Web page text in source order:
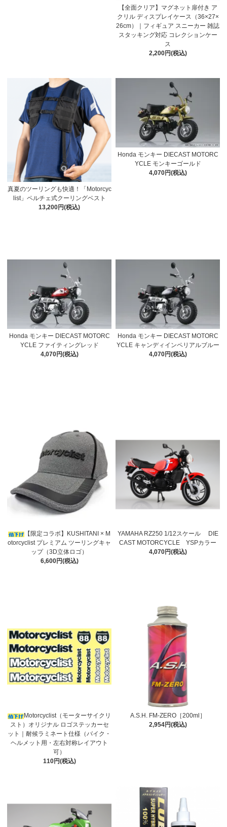
【全面クリア】マグネット扉付き ア
クリル ディスプレイケース（36×27×
26cm）｜フィギュア スニーカー 雑誌
スタッキング対応 コレクションケー
ス
2,200円(税込)
真夏のツーリングも快適！「Motorcyc
list」ペルチェ式クーリングベスト
13,200円(税込)
Honda モンキー DIECAST MOTORC
YCLE モンキーゴールド
4,070円(税込)
Honda モンキー DIECAST MOTORC
YCLE ファイティングレッド
4,070円(税込)
Honda モンキー DIECAST MOTORC
YCLE キャンディインペリアルブルー
4,070円(税込)
【限定コラボ】KUSHITANI × M
otorcyclist プレミアム ツーリングキャ
ップ（3D立体ロゴ）
6,600円(税込)
YAMAHA RZ250 1/12スケール DIE
CAST MOTORCYCLE YSPカラー
4,070円(税込)
Motorcyclist（モーターサイクリ
スト）オリジナル ロゴステッカーセ
ット｜耐候ラミネート仕様（バイク・
ヘルメット用・左右対称レイアウト
可）
110円(税込)
A.S.H. FM-ZERO［200ml］
2,954円(税込)